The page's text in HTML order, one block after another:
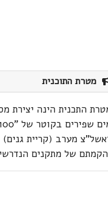
מטרת התוכנית
התכנית הינה יצירת
של מתקנים